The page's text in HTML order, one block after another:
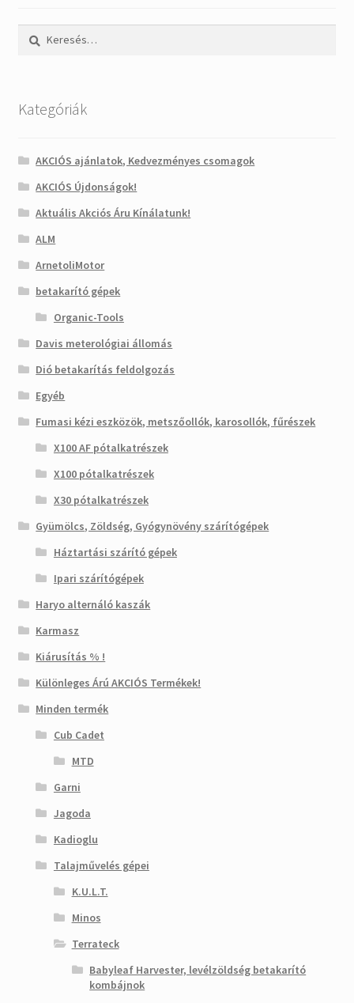
Keresés:
Kategóriák
AKCIÓS ajánlatok, Kedvezményes csomagok
AKCIÓS Újdonságok!
Aktuális Akciós Áru Kínálatunk!
ALM
ArnetoliMotor
betakarító gépek
Organic-Tools
Davis meterológiai állomás
Dió betakarítás feldolgozás
Egyéb
Fumasi kézi eszközök, metszőollók, karosollók, fűrészek
X100 AF pótalkatrészek
X100 pótalkatrészek
X30 pótalkatrészek
Gyümölcs, Zöldség, Gyógynövény szárítógépek
Háztartási szárító gépek
Ipari szárítógépek
Haryo alternáló kaszák
Karmasz
Kiárusítás % !
Különleges Árú AKCIÓS Termékek!
Minden termék
Cub Cadet
MTD
Garni
Jagoda
Kadioglu
Talajművelés gépei
K.U.L.T.
Minos
Terrateck
Babyleaf Harvester, levélzöldség betakarító
kombájnok